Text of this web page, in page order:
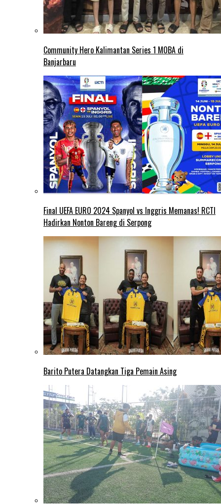
Community Hero Kalimantan Series 1 MOBA di
Banjarbaru
Final UEFA EURO 2024 Spanyol vs Inggris Memanas! RCTI
Hadirkan Nonton Bareng di Serpong
Barito Putera Datangkan Tiga Pemain Asing